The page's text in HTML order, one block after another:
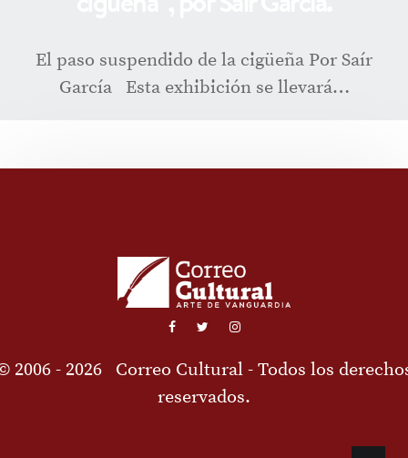
El paso suspendido de la cigüeña Por Saír
García Esta exhibición se llevará…
2006 - 2026 Correo Cultural - Todos los
reservados.